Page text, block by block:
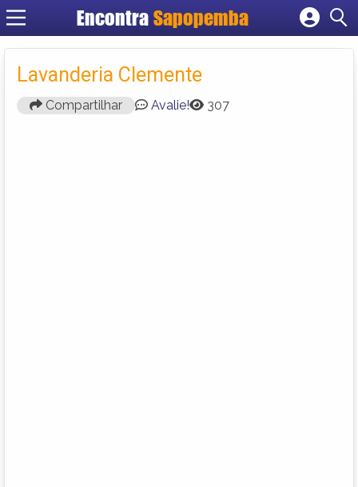
Encontra Sapopemba
Cadastrar empresa
Criar conta
Lavanderia Clemente
Compartilhar Avalie! 307